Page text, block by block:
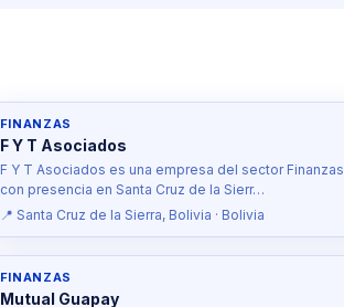
FINANZAS
F Y T Asociados
F Y T Asociados es una empresa del sector Finanzas
con presencia en Santa Cruz de la Sierr…
📍 Santa Cruz de la Sierra, Bolivia · Bolivia
FINANZAS
Mutual Guapay